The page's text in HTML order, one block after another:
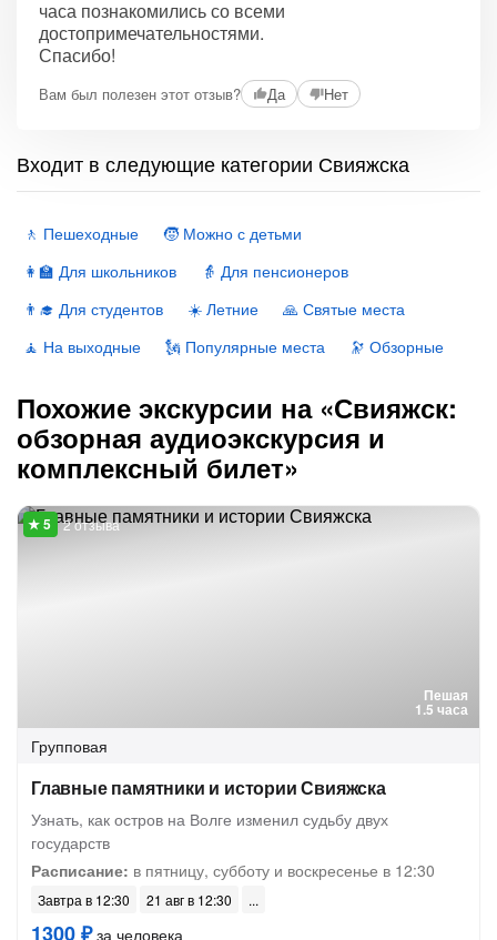
часа познакомились со всеми
достопримечательностями.
Спасибо!
Вам был полезен этот отзыв? Да Нет
Входит в следующие категории Свияжска
🚶 Пешеходные
🧒 Можно с детьми
👩‍🏫 Для школьников
👵 Для пенсионеров
👨‍🎓 Для студентов
☀️ Летние
🙏 Святые места
🧘 На выходные
🗽 Популярные места 🔭 Обзорные
Похожие экскурсии на «Свияжск:
обзорная аудиоэкскурсия и
комплексный билет»
Пешая
1.5 часа
2 отзыва
Групповая
Главные памятники и истории Свияжска
Узнать, как остров на Волге изменил судьбу двух
государств
Расписание: в пятницу, субботу и воскресенье в 12:30
Завтра в 12:30 21 авг в 12:30
1300 ₽за человека